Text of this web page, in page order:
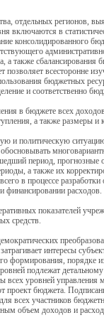
отдельных регионов,
включаются в
консолидированного
а также
всесторонне
бюджетных
и соответственно
в бюджете всех
а также размеры и
и политическую
период, прогнозные
а также их
в процессе
финансировании расходов.
показателей
средств.
интересы
порядке
подлежат
всех уровней
проект бюджета.
всех участников
объем доходов и